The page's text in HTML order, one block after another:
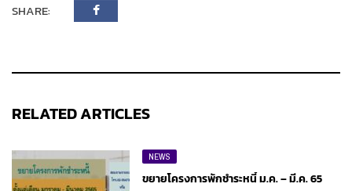
SHARE:
RELATED ARTICLES
NEWS
ขยายโครงการพักชำระหนี้ ม.ค. – มี.ค. 65